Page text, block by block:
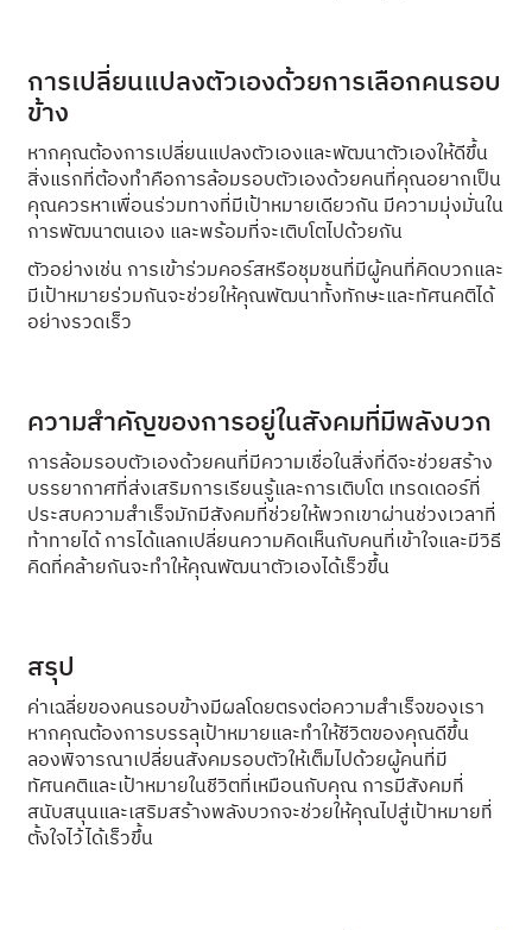
การเปลี่ยนแปลงตัวเองด้วยการเลือกคนรอบ
ข้าง
หากคุณต้องการเปลี่ยนแปลงตัวเองและพัฒนาตัวเองให้ดีขึ้น
สิ่งแรกที่ต้องทำคือการล้อมรอบตัวเองด้วยคนที่คุณอยากเป็น
คุณควรหาเพื่อนร่วมทางที่มีเป้าหมายเดียวกัน มีความมุ่งมั่นใน
การพัฒนาตนเอง และพร้อมที่จะเติบโตไปด้วยกัน
ตัวอย่างเช่น การเข้าร่วมคอร์สหรือชุมชนที่มีผู้คนที่คิดบวกและ
มีเป้าหมายร่วมกันจะช่วยให้คุณพัฒนาทั้งทักษะและทัศนคติได้
อย่างรวดเร็ว
ความสำคัญของการอยู่ในสังคมที่มีพลังบวก
การล้อมรอบตัวเองด้วยคนที่มีความเชื่อในสิ่งที่ดีจะช่วยสร้าง
บรรยากาศที่ส่งเสริมการเรียนรู้และการเติบโต เทรดเดอร์ที่
ประสบความสำเร็จมักมีสังคมที่ช่วยให้พวกเขาผ่านช่วงเวลาที่
ท้าทายได้ การได้แลกเปลี่ยนความคิดเห็นกับคนที่เข้าใจและมีวิธี
คิดที่คล้ายกันจะทำให้คุณพัฒนาตัวเองได้เร็วขึ้น
สรุป
ค่าเฉลี่ยของคนรอบข้างมีผลโดยตรงต่อความสำเร็จของเรา
หากคุณต้องการบรรลุเป้าหมายและทำให้ชีวิตของคุณดีขึ้น
ลองพิจารณาเปลี่ยนสังคมรอบตัวให้เต็มไปด้วยผู้คนที่มี
ทัศนคติและเป้าหมายในชีวิตที่เหมือนกับคุณ การมีสังคมที่
สนับสนุนและเสริมสร้างพลังบวกจะช่วยให้คุณไปสู่เป้าหมายที่
ตั้งใจไว้ได้เร็วขึ้น